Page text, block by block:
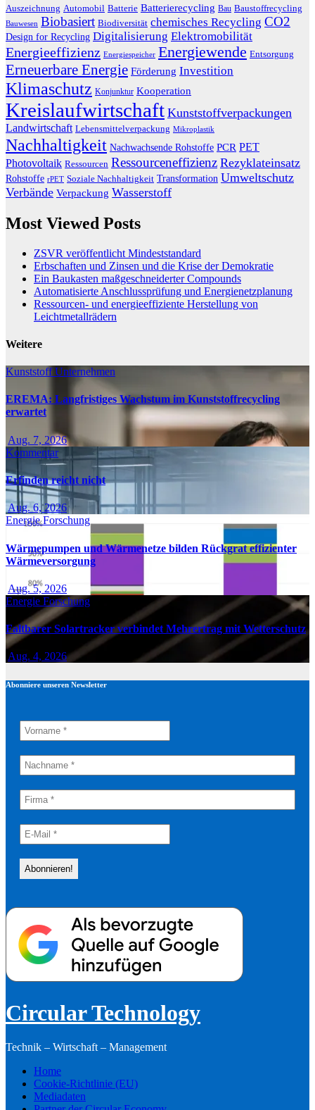
Auszeichnung Automobil Batterie Batterierecycling Bau Baustoffrecycling
Bauwesen Biobasiert Biodiversität chemisches Recycling CO2
Design for Recycling Digitalisierung Elektromobilität
Energieeffizienz Energiespeicher Energiewende Entsorgung
Erneuerbare Energie Förderung Investition
Klimaschutz Konjunktur Kooperation
Kreislaufwirtschaft Kunststoffverpackungen
Landwirtschaft Lebensmittelverpackung Mikroplastik
Nachhaltigkeit Nachwachsende Rohstoffe PCR PET
Photovoltaik Ressourcen Ressourceneffizienz Rezyklateinsatz
Rohstoffe rPET Soziale Nachhaltigkeit Transformation Umweltschutz
Verbände Verpackung Wasserstoff
Most Viewed Posts
ZSVR veröffentlicht Mindeststandard
Erbschaften und Zinsen und die Krise der Demokratie
Ein Baukasten maßgeschneiderter Compounds
Automatisierte Anschlussprüfung und Energienetzplanung
Ressourcen- und energieeffiziente Herstellung von
Leichtmetallrädern
Weitere
KunststoffUnternehmen
EREMA: Langfristiges Wachstum im Kunststoffrecycling
erwartet
Aug. 7, 2026
Kommentar
Erfinden reicht nicht
Aug. 6, 2026
EnergieForschung
Wärmepumpen und Wärmenetze bilden Rückgrat effizienter
Wärmeversorgung
Aug. 5, 2026
Energie Forschung
Faltbarer Solartracker verbindet Mehrertrag mit Wetterschutz
Aug. 4, 2026
Abonniere unseren Newsletter
Circular Technology
Technik – Wirtschaft – Management
Home
Cookie-Richtlinie (EU)
Mediadaten